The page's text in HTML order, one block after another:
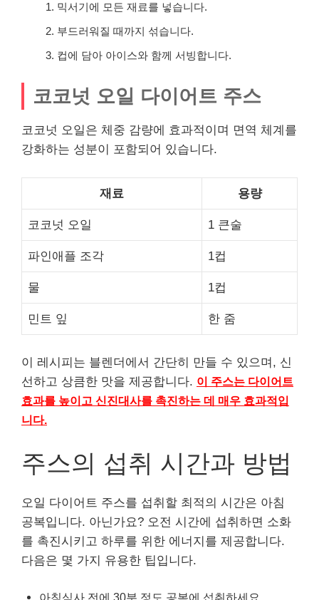
믹서기에 모든 재료를 넣습니다.
부드러워질 때까지 섞습니다.
컵에 담아 아이스와 함께 서빙합니다.
코코넛 오일 다이어트 주스
코코넛 오일은 체중 감량에 효과적이며 면역 체계를
강화하는 성분이 포함되어 있습니다.
재료 용량
코코넛 오일 1 큰술
파인애플 조각 1컵
물 1컵
민트 잎 한 줌
이 레시피는 블렌더에서 간단히 만들 수 있으며, 신
선하고 상큼한 맛을 제공합니다. 이 주스는 다이어트
효과를 높이고 신진대사를 촉진하는 데 매우 효과적입
니다.
주스의 섭취 시간과 방법
오일 다이어트 주스를 섭취할 최적의 시간은 아침
공복입니다. 아닌가요? 오전 시간에 섭취하면 소화
를 촉진시키고 하루를 위한 에너지를 제공합니다.
다음은 몇 가지 유용한 팁입니다.
아침식사 전에 30분 정도 공복에 섭취하세요.